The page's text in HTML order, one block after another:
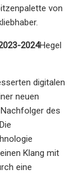
von
2024Hegel
digitalen
neuen
des
Klang mit
eine